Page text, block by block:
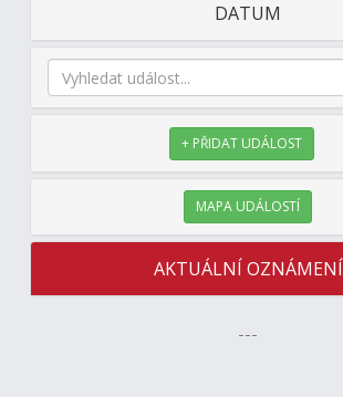
DATUM
+ PŘIDAT UDÁLOST
MAPA UDÁLOSTÍ
AKTUÁLNÍ OZNÁMENÍ
---